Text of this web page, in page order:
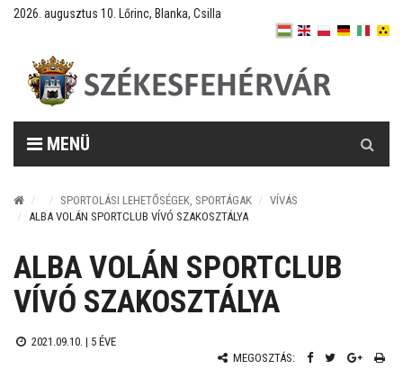
2026. augusztus 10. Lőrinc, Blanka, Csilla
MENÜ
SPORTOLÁSI LEHETŐSÉGEK, SPORTÁGAK
VÍVÁS
ALBA VOLÁN SPORTCLUB VÍVÓ SZAKOSZTÁLYA
ALBA VOLÁN SPORTCLUB
VÍVÓ SZAKOSZTÁLYA
2021.09.10. | 5 ÉVE
MEGOSZTÁS: